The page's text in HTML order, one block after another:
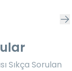
Sıkça Sorulan